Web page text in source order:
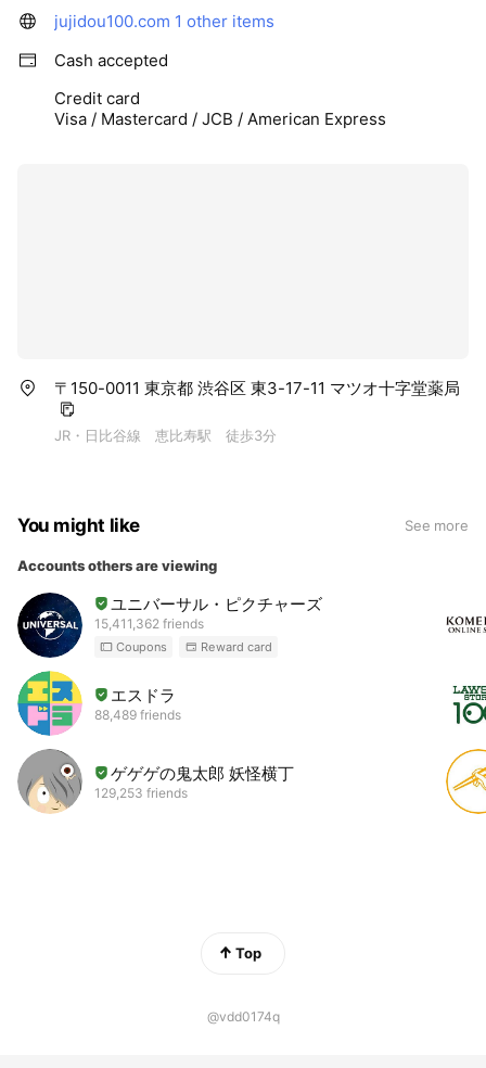
でご了承ください ①７歳以下の子供 ②妊婦およ
に金属を埋め込んでいる方 ⑤精神疾患 不整脈
①施療中は電子機器（携帯電話・スマートフォ
こちらもご活用ください。
jujidou100.com 1 other items
Cash accepted
Credit card
Visa / Mastercard / JCB / American Express
〒150-0011 東京都 渋谷区 東3-17-11 マツオ十字堂薬局
JR・日比谷線 恵比寿駅 徒歩3分
You might like See more
Accounts others are viewing
ユニバーサル・ピクチャーズ
15,411,362 friends
Coupons Reward card
エスドラ
88,489 friends
ゲゲゲの鬼太郎 妖怪横丁
129,253 friends
Top
@vdd0174q